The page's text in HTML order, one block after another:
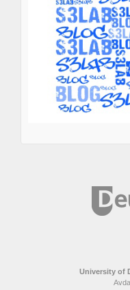
University of